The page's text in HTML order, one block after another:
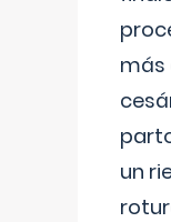
más
un